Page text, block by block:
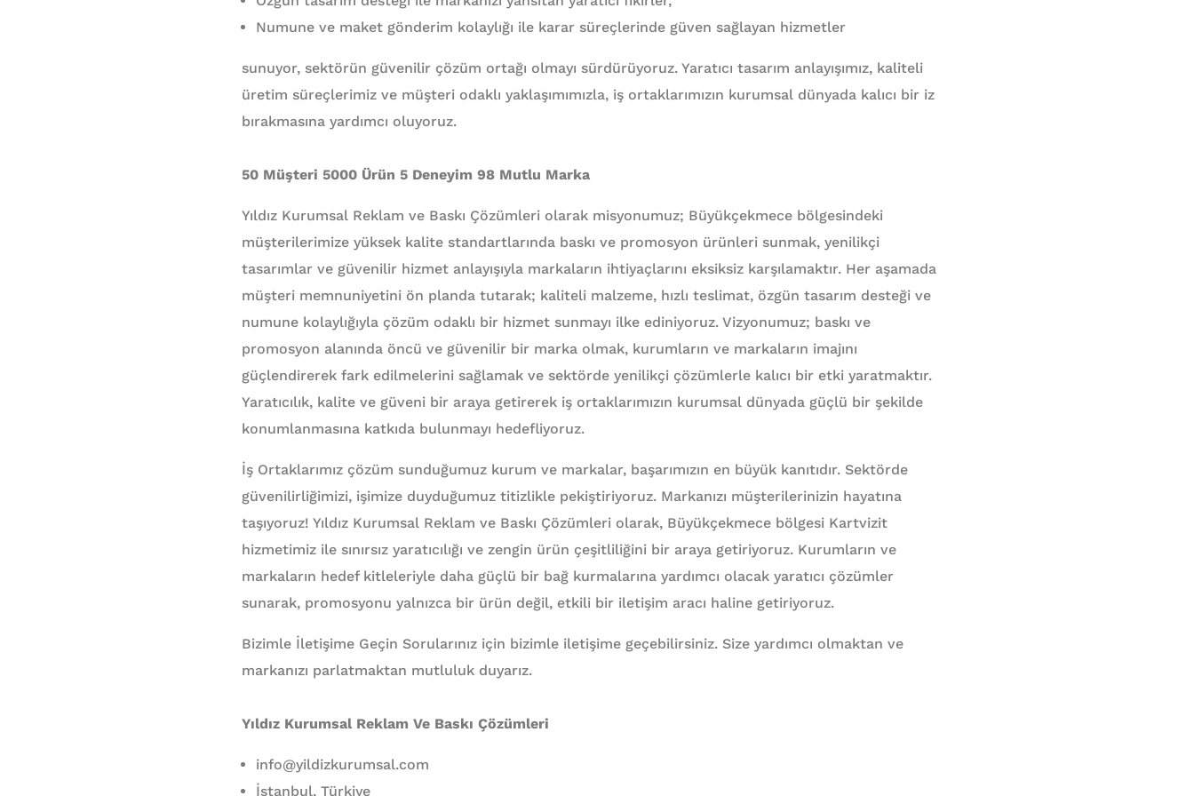
Numune ve maket gönderim kolaylığı ile karar süreçlerinde güven sağlayan hizmetler
sunuyor, sektörün güvenilir çözüm ortağı olmayı sürdürüyoruz. Yaratıcı tasarım anlayışımız, kaliteli
üretim süreçlerimiz ve müşteri odaklı yaklaşımımızla, iş ortaklarımızın kurumsal dünyada kalıcı bir iz
bırakmasına yardımcı oluyoruz.
50 Müşteri 5000 Ürün 5 Deneyim 98 Mutlu Marka
Yıldız Kurumsal Reklam ve Baskı Çözümleri olarak misyonumuz; Büyükçekmece bölgesindeki
müşterilerimize yüksek kalite standartlarında baskı ve promosyon ürünleri sunmak, yenilikçi
tasarımlar ve güvenilir hizmet anlayışıyla markaların ihtiyaçlarını eksiksiz karşılamaktır. Her aşamada
müşteri memnuniyetini ön planda tutarak; kaliteli malzeme, hızlı teslimat, özgün tasarım desteği ve
numune kolaylığıyla çözüm odaklı bir hizmet sunmayı ilke ediniyoruz. Vizyonumuz; baskı ve
promosyon alanında öncü ve güvenilir bir marka olmak, kurumların ve markaların imajını
güçlendirerek fark edilmelerini sağlamak ve sektörde yenilikçi çözümlerle kalıcı bir etki yaratmaktır.
Yaratıcılık, kalite ve güveni bir araya getirerek iş ortaklarımızın kurumsal dünyada güçlü bir şekilde
konumlanmasına katkıda bulunmayı hedefliyoruz.
İş Ortaklarımız çözüm sunduğumuz kurum ve markalar, başarımızın en büyük kanıtıdır. Sektörde
güvenilirliğimizi, işimize duyduğumuz titizlikle pekiştiriyoruz. Markanızı müşterilerinizin hayatına
taşıyoruz! Yıldız Kurumsal Reklam ve Baskı Çözümleri olarak, Büyükçekmece bölgesi Kartvizit
hizmetimiz ile sınırsız yaratıcılığı ve zengin ürün çeşitliliğini bir araya getiriyoruz. Kurumların ve
markaların hedef kitleleriyle daha güçlü bir bağ kurmalarına yardımcı olacak yaratıcı çözümler
sunarak, promosyonu yalnızca bir ürün değil, etkili bir iletişim aracı haline getiriyoruz.
Bizimle İletişime Geçin Sorularınız için bizimle iletişime geçebilirsiniz. Size yardımcı olmaktan ve
markanızı parlatmaktan mutluluk duyarız.
Yıldız Kurumsal Reklam Ve Baskı Çözümleri
info@yildizkurumsal.com
İstanbul, Türkiye